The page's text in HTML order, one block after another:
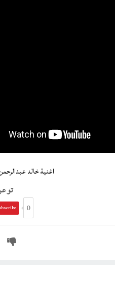
اغنية خالد
تو
0